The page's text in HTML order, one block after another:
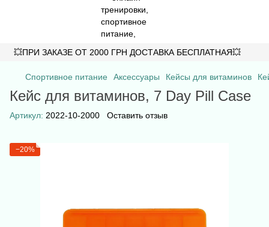
💥ПРИ ЗАКАЗЕ ОТ 2000 ГРН ДОСТАВКА БЕСПЛАТНАЯ💥
Спортивное питание Аксессуары Кейсы для витаминов
Кейс для витаминов, 7 Day Pill Case
Артикул: 2022-10-2000 Оставить отзыв
−20%